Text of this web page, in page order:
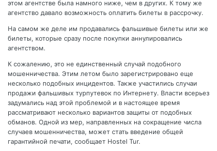
этом агентстве была намного ниже, чем в других. К тому же
агентство давало возможность оплатить билеты в рассрочку.
На самом же деле им продавались фальшивые билеты или же
билеты, которые сразу после покупки аннулировались
агентством.
К сожалению, это не единственный случай подобного
мошенничества. Этим летом было зарегистрировано еще
несколько подобных инцидентов. Также участились случаи
продажи фальшивых турпутевок по Интернету. Власти всерьез
задумались над этой проблемой и в настоящее время
рассматривают несколько вариантов защиты от подобных
обманов. Одной из мер, направленных на сокращение числа
случаев мошенничества, может стать введение общей
гарантийной печати, сообщает Hostel Tur.